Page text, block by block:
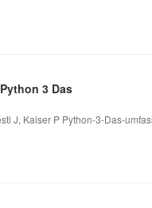
3 Das
J, Kaiser P Python-3-Das-